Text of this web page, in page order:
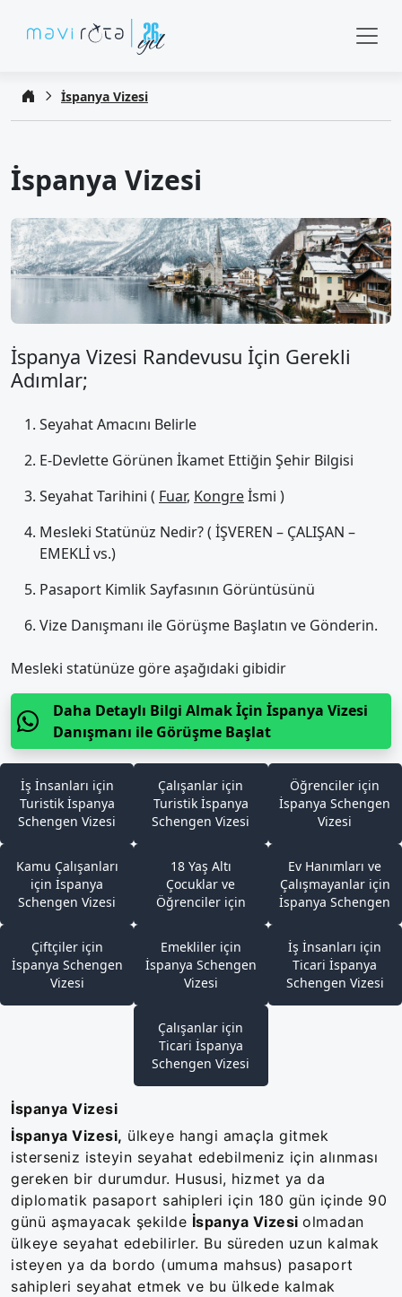
İspanya Vizesi
İspanya Vizesi
İspanya Vizesi Randevusu İçin Gerekli
Adımlar;
Seyahat Amacını Belirle
E-Devlette Görünen İkamet Ettiğin Şehir Bilgisi
Seyahat Tarihini ( Fuar, Kongreİsmi )
Mesleki Statünüz Nedir? ( İŞVEREN – ÇALIŞAN –
EMEKLİ vs.)
Pasaport Kimlik Sayfasının Görüntüsünü
Vize Danışmanı ile Görüşme Başlatın ve Gönderin.
Mesleki statünüze göre aşağıdaki gibidir
Daha Detaylı Bilgi Almak İçin İspanya Vizesi
Danışmanı ile Görüşme Başlat
İş İnsanları için
Turistik İspanya
Schengen Vizesi
Çalışanlar için
Turistik İspanya
Schengen Vizesi
Öğrenciler için
İspanya Schengen
Vizesi
Kamu Çalışanları
için İspanya
Schengen Vizesi
18 Yaş Altı
Çocuklar ve
Öğrenciler için
Vizesi
Ev Hanımları ve
Çalışmayanlar için
İspanya Schengen
Çiftçiler için
İspanya Schengen
Vizesi
Emekliler için
İspanya Schengen
Vizesi
İş İnsanları için
Ticari İspanya
Schengen Vizesi
Çalışanlar için
Ticari İspanya
Schengen Vizesi
İspanya Vizesi
İspanya Vizesi, ülkeye hangi amaçla gitmek
isterseniz isteyin seyahat edebilmeniz için alınması
gereken bir durumdur. Hususi, hizmet ya da
diplomatik pasaport sahipleri için 180 gün içinde 90
günü aşmayacak şekilde İspanya Vizesi olmadan
ülkeye seyahat edebilirler. Bu süreden uzun kalmak
isteyen ya da bordo (umuma mahsus) pasaport
sahipleri seyahat etmek ve bu ülkede kalmak